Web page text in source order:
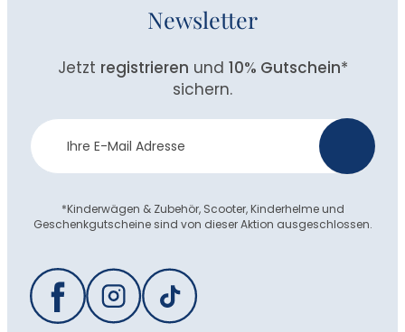
Newsletter
Jetzt registrieren und 10% Gutschein*
sichern.
Newsletter
Anmeldung
*Kinderwägen & Zubehör, Scooter, Kinderhelme und
Geschenkgutscheine sind von dieser Aktion ausgeschlossen.